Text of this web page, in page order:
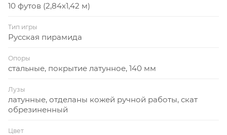
10 футов (2,84x1,42 м)
Тип игры
Русская пирамида
Опоры
стальные, покрытие латунное, 140 мм
Лузы
латунные, отделаны кожей ручной работы, скат
обрезиненный
Цвет